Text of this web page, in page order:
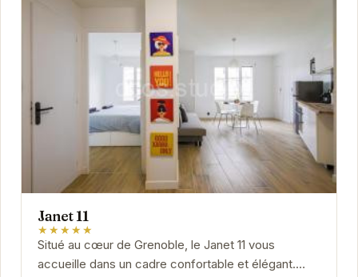
Janet 11
★★★★★
Situé au cœur de Grenoble, le Janet 11 vous
accueille dans un cadre confortable et élégant.